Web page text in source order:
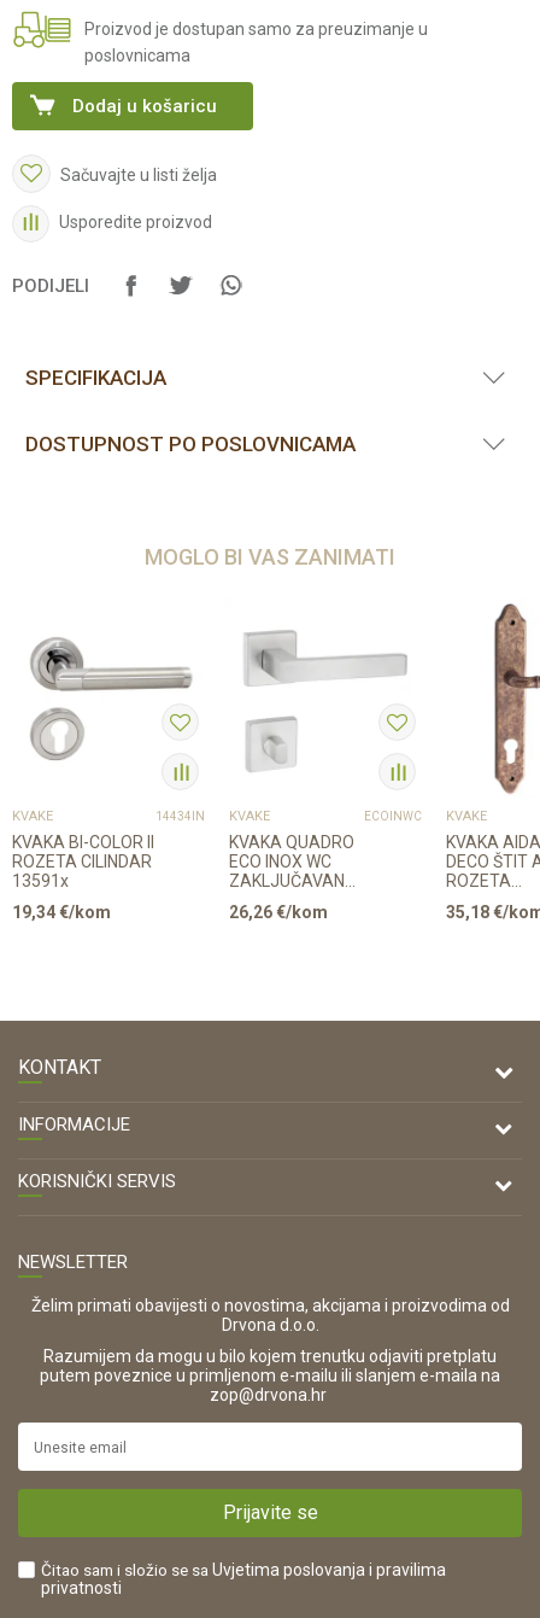
Proizvod je dostupan samo za preuzimanje u
poslovnicama
Dodaj u košaricu
Sačuvajte u listi želja
Usporedite proizvod
PODIJELI
SPECIFIKACIJA
DOSTUPNOST PO POSLOVNICAMA
MOGLO BI VAS ZANIMATI
KVAKE 14434IN
KVAKA BI-COLOR II
ROZETA CILINDAR
13591x
19,34€/kom
KVAKE ECOINWC
KVAKA QUADRO
ECO INOX WC
ZAKLJUČAVANJE
26,26€/kom
KVAKE
KVAKA AIDA
DECO ŠTIT
ROZETA
35,18€/
KONTAKT
DRVONA D.O.O.
Antuna Mihanovića 7,
47000 Karlovac
OIB:
42821181683
16280
https://www.drvona.hr/
POREZNI BROJ:
INFORMACIJE
O nama
KORISNIČKI SERVIS
Zaštita privatnosti i osobnih podataka
Korištenje kolačića
Pravo na odustajanje i jednostrani raskid ugovora
Reklamacije
Plaćanje karticama
Što dobivam registracijom?
NEWSLETTER
Želim primati obavijesti o novostima, akcijama i proizvodima od
Drvona d.o.o.
Razumijem da mogu u bilo kojem trenutku odjaviti pretplatu
putem poveznice u primljenom e-mailu ili slanjem e-maila na
zop@drvona.hr
Prijavite se
Čitao sam i složio se sa Uvjetima poslovanja i pravilima
privatnosti